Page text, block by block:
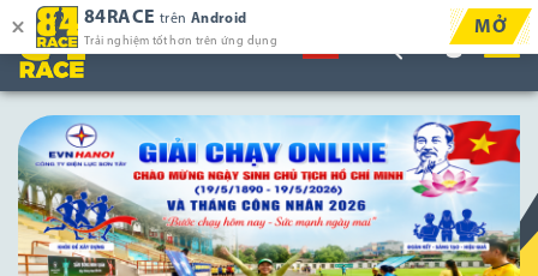
84RACE trên Android
Trải nghiệm tốt hơn trên ứng dụng
MỞ